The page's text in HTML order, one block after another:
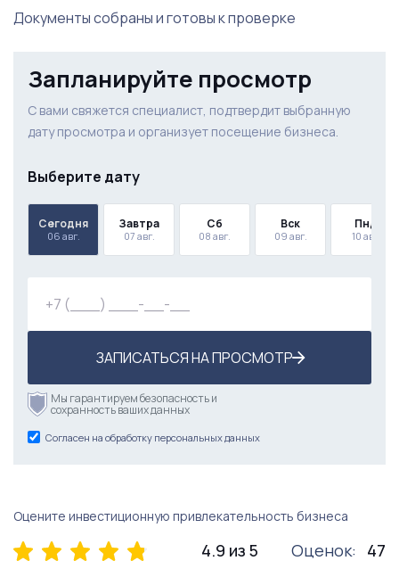
Документы собраны и готовы к проверке
Запланируйте просмотр
С вами свяжется специалист, подтвердит выбранную
дату просмотра и организует посещение бизнеса.
Выберите дату
Сегодня
06 авг.
Завтра
07 авг.
Сб
08 авг.
Вск
09 авг.
Пнд
10 авг.
ЗАПИСАТЬСЯ НА ПРОСМОТР
Мы гарантируем безопасность и
сохранность ваших данных
Согласен на обработку персональных данных
Оцените инвестиционную привлекательность бизнеса
4.9 из 5 Оценок: 47